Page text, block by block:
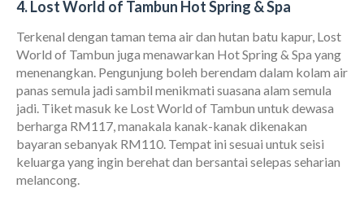
4. Lost World of Tambun Hot Spring & Spa
Terkenal dengan taman tema air dan hutan batu kapur, Lost
World of Tambun juga menawarkan Hot Spring & Spa yang
menenangkan. Pengunjung boleh berendam dalam kolam air
panas semula jadi sambil menikmati suasana alam semula
jadi. Tiket masuk ke Lost World of Tambun untuk dewasa
berharga RM117, manakala kanak-kanak dikenakan
bayaran sebanyak RM110. Tempat ini sesuai untuk seisi
keluarga yang ingin berehat dan bersantai selepas seharian
melancong.